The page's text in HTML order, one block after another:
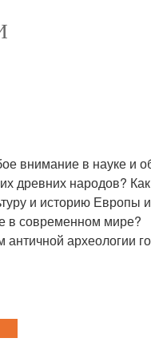
внимание в науке и
древних народов?
и историю Европы
в современном мире?
археологии